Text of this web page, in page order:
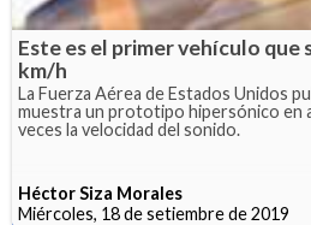
Este es el primer vehículo que
km/h
La Fuerza Aérea de Estados Unidos
muestra un prototipo hipersónico en
veces la velocidad del sonido.
Héctor Siza Morales
Miércoles, 18 de setiembre de 2019